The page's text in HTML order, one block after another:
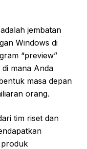
jembatan
Windows di
“preview”
mana Anda
masa depan
orang.
tim riset dan